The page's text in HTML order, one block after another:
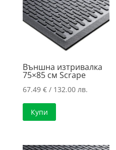
high
Външна изтривалка
75×85 см Scrape
67.49 €/ 132.00 лв.
Купи